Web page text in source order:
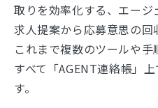
取りを効率化する、エージ
求人提案から応募意思の回
これまで複数のツールや手
すべて「AGENT連絡帳」
す。